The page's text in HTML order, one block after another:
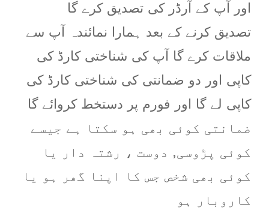
اور آپ کے آرڈر کی تصدیق کرے گا
تصدیق کرنے کے بعد ہمارا نمائندہ آپ سے
ملاقات کرے گا آپ کی شناختی کارڈ کی
کاپی اور دو ضمانتی کی شناختی کارڈ کی
کاپی لے گا اور فورم پر دستخط کروائے گا
ضمانتی کوئی بھی ہو سکتا ہے جیسے
کوئی پڑوسی, دوست ، رشتہ دار یا
کوئی بھی شخص جس کا اپنا گھر ہو یا
کاروبار ہو